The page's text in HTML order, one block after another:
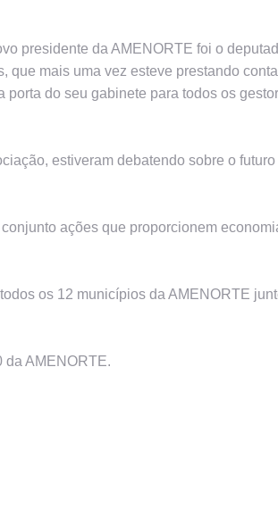
presidente da AMENORTE foi o
que mais uma vez esteve prestando
do seu gabinete para todos os
estiveram debatendo sobre o futuro
ações que proporcionem
os 12 municípios da AMENORTE
da AMENORTE.